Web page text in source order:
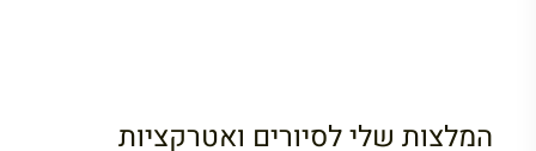
המלצות שלי לסיורים ואטרקציות